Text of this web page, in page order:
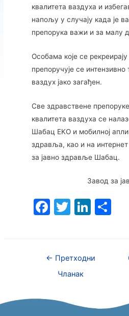
квалитета ваздуха и
напољу у случају када је
препорука важи и за малу
Особама које се
препоручује се
ваздух јако загађен.
Све здравствене
квалитета ваздуха се
Шабац EKО и мобилној
здравља, као и на
за јавно здравље Шабац.
Завод за
F
e
b
o
T
er
Li
e
S
← Претходни
Чланак